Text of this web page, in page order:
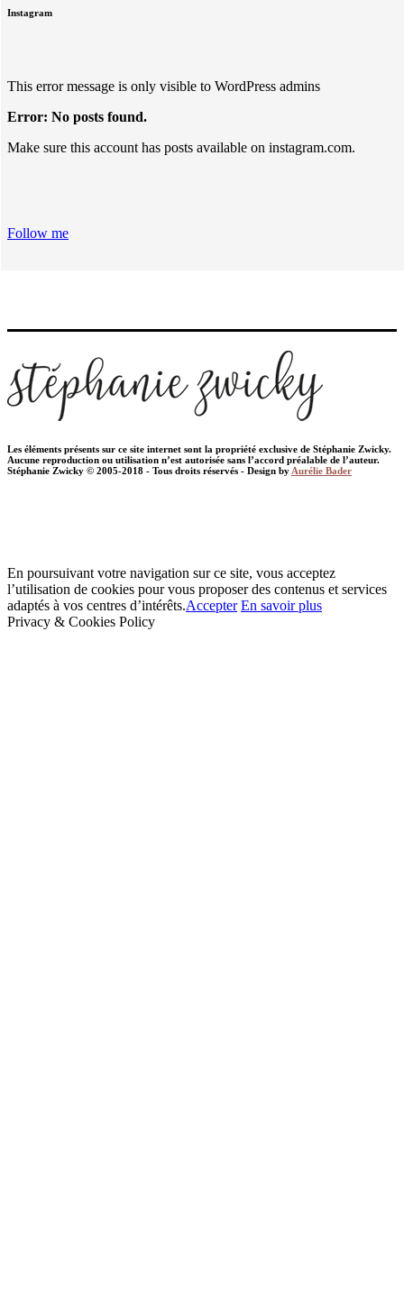
Instagram
This error message is only visible to WordPress admins
Error: No posts found.
Make sure this account has posts available on instagram.com.
Follow me
Les éléments présents sur ce site internet sont la propriété exclusive de Stéphanie Zwicky.
Aucune reproduction ou utilisation n’est autorisée sans l’accord préalable de l’auteur.
Stéphanie Zwicky © 2005-2018 - Tous droits réservés - Design by Aurélie Bader
En poursuivant votre navigation sur ce site, vous acceptez
l’utilisation de cookies pour vous proposer des contenus et services
adaptés à vos centres d’intérêts.Accepter En savoir plus
Privacy & Cookies Policy